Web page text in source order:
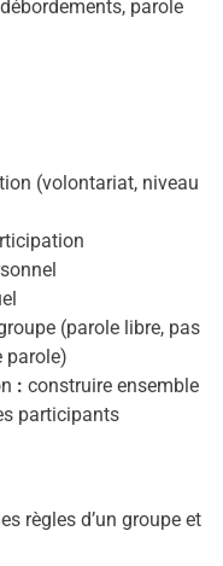
parole
(volontariat, niveau
(parole libre, pas
parole)
: construire ensemble
participants
règles d’un groupe et